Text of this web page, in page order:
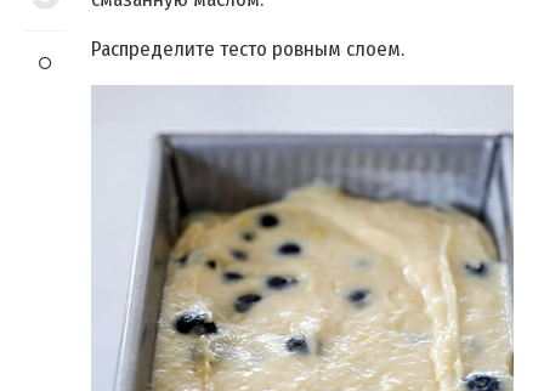
Распределите тесто ровным слоем.